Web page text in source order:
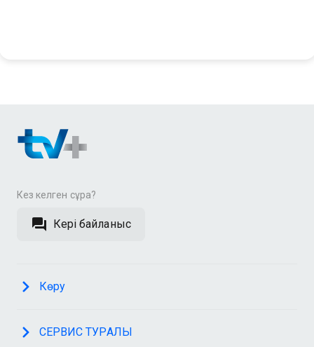
Кез келген сұрақ?
Кері байланыс
Көру
СЕРВИС ТУРАЛЫ